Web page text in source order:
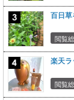
百日
閲覧
楽天ラ
閲覧